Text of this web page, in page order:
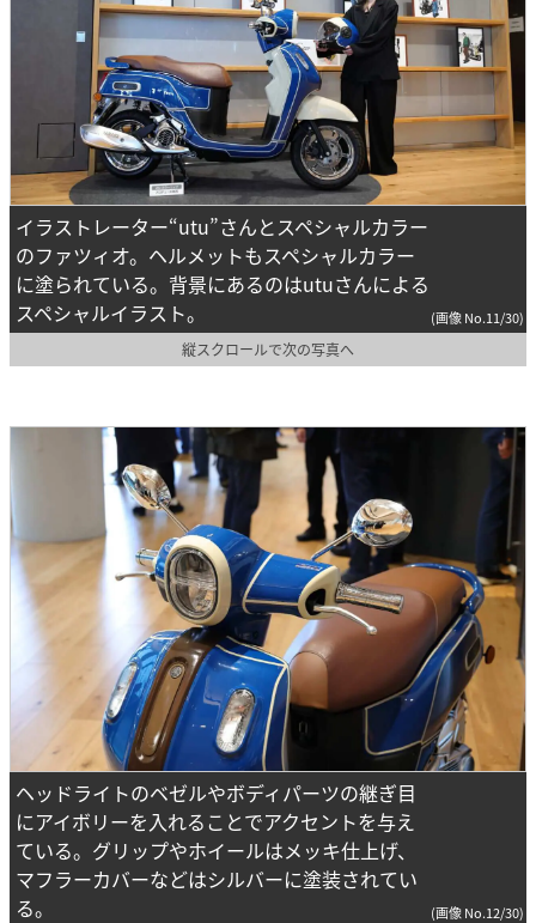
イラストレーター“utu”さんとスペシャルカラー
のファツィオ。ヘルメットもスペシャルカラー
に塗られている。背景にあるのはutuさんによる
スペシャルイラスト。
(画像 No.11/30)
縦スクロールで次の写真へ
ヘッドライトのベゼルやボディパーツの継ぎ目
にアイボリーを入れることでアクセントを与え
ている。グリップやホイールはメッキ仕上げ、
マフラーカバーなどはシルバーに塗装されてい
る。
(画像 No.12/30)